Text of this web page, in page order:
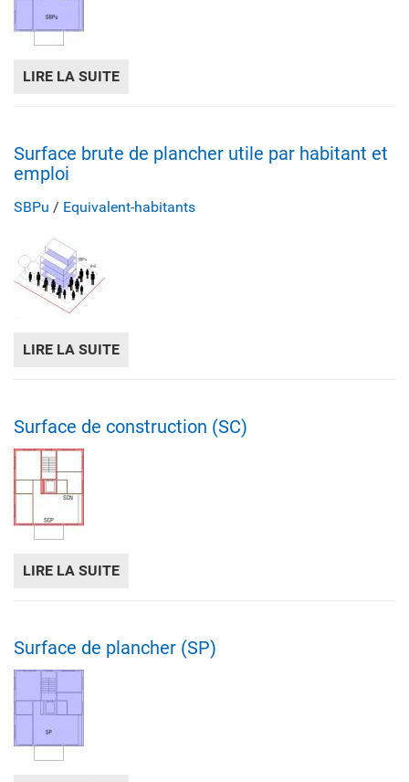
LIRE LA SUITE
Surface brute de plancher utile par habitant et
emploi
SBPu / Equivalent-habitants
LIRE LA SUITE
Surface de construction (SC)
LIRE LA SUITE
Surface de plancher (SP)